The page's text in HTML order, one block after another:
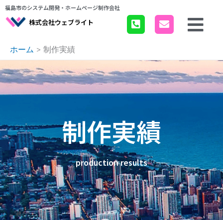
内
容
キ
ッ
プ
福島市のシステム開発・ホームページ制作会社
株式会社ウェブライト
ホーム 制作実績
制作実績
production results